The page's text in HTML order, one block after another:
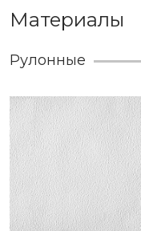
Материалы
Рулонные